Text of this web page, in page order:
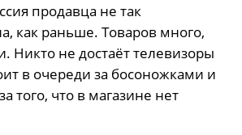
продавца не так
как раньше. Товаров много,
Никто не достаёт телевизоры
в очереди за босоножками и
того, что в магазине нет